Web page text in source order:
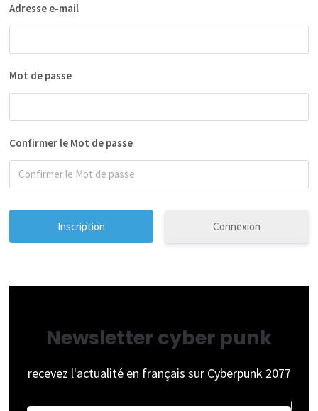
Adresse e-mail
Mot de passe
Confirmer le Mot de passe
Connexion
Newsletter cyber punk
recevez l'actualité en français sur Cyberpunk 2077